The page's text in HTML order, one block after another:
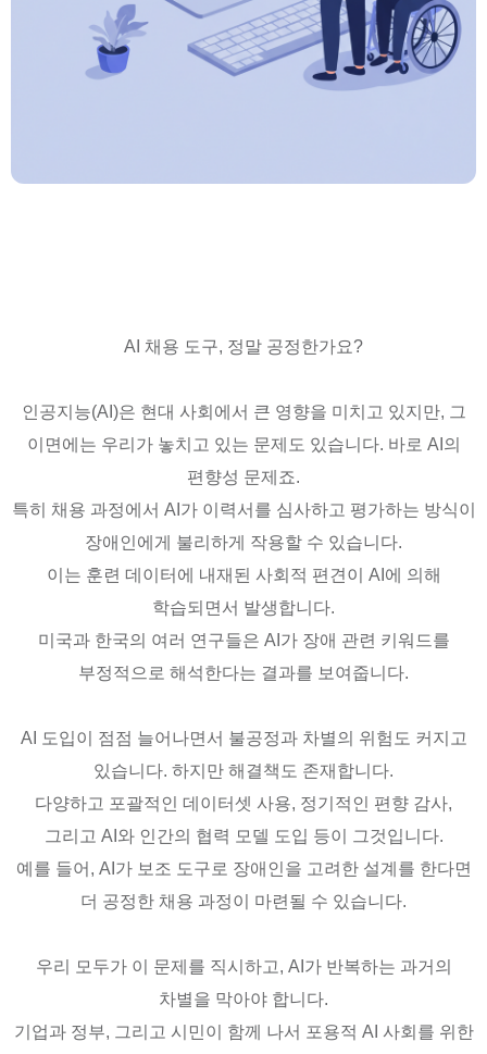
AI 채용 도구, 정말 공정한가요?
인공지능(AI)은 현대 사회에서 큰 영향을 미치고 있지만, 그
이면에는 우리가 놓치고 있는 문제도 있습니다. 바로 AI의
편향성 문제죠.
특히 채용 과정에서 AI가 이력서를 심사하고 평가하는 방식이
장애인에게 불리하게 작용할 수 있습니다.
이는 훈련 데이터에 내재된 사회적 편견이 AI에 의해
학습되면서 발생합니다.
미국과 한국의 여러 연구들은 AI가 장애 관련 키워드를
부정적으로 해석한다는 결과를 보여줍니다.
AI 도입이 점점 늘어나면서 불공정과 차별의 위험도 커지고
있습니다. 하지만 해결책도 존재합니다.
다양하고 포괄적인 데이터셋 사용, 정기적인 편향 감사,
그리고 AI와 인간의 협력 모델 도입 등이 그것입니다.
예를 들어, AI가 보조 도구로 장애인을 고려한 설계를 한다면
더 공정한 채용 과정이 마련될 수 있습니다.
우리 모두가 이 문제를 직시하고, AI가 반복하는 과거의
차별을 막아야 합니다.
기업과 정부, 그리고 시민이 함께 나서 포용적 AI 사회를 위한